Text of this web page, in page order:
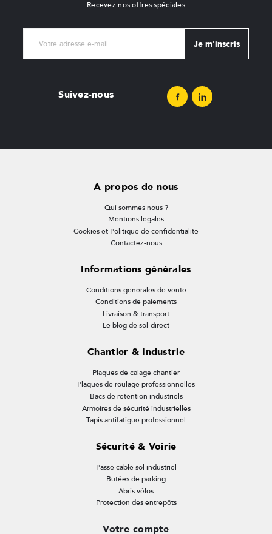
Recevez nos offres spéciales
Je m'inscris
Suivez-nous
A propos de nous
Qui sommes nous ?
Mentions légales
Cookies et Politique de confidentialité
Contactez-nous
Informations générales
Conditions générales de vente
Conditions de paiements
Livraison & transport
Le blog de sol-direct
Chantier & Industrie
Plaques de calage chantier
Plaques de roulage professionnelles
Bacs de rétention industriels
Armoires de sécurité industrielles
Tapis antifatigue professionnel
Sécurité & Voirie
Passe câble sol industriel
Butées de parking
Abris vélos
Protection des entrepôts
Votre compte